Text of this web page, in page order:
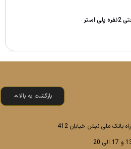
پلی استر
بازگشت به بالا